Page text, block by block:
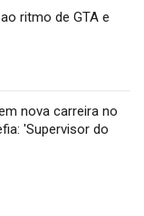
ritmo de GTA e
nova carreira no
'Supervisor do